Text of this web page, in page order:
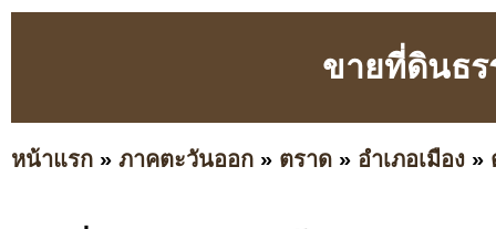
ขายที่ดินธร
หน้าแรก » ภาคตะวันออก » ตราด » อำเภอเมือง »